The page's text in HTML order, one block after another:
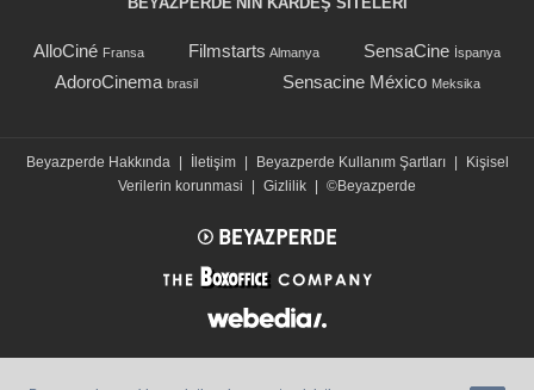
AlloCiné Fransa Filmstarts Almanya SensaCine İspanya
AdoroCinema brasil Sensacine México Meksika
Beyazperde Hakkında | İletişim | Beyazperde Kullanım Şartları |
Kişisel
Verilerin korunmasi
| Gizlilik | ©Beyazperde